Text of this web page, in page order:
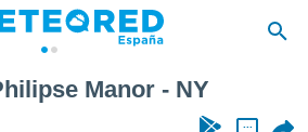
Manor - NY
...